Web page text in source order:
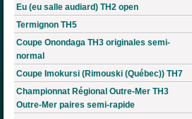
Eu (eu salle audiard) TH2 open
Termignon TH5
Coupe Onondaga TH3 originales semi-
normal
Coupe Imokursi (Rimouski (Québec)) TH7
Championnat Régional Outre-Mer TH3
Outre-Mer paires semi-rapide